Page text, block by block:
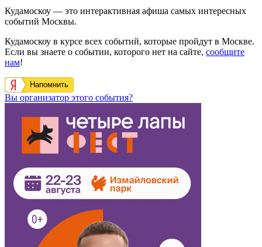
Кудамоскоу — это интерактивная афиша самых интересных
событий Москвы.
Кудамоскоу в курсе всех событий, которые пройдут в Москве.
Если вы знаете о событии, которого нет на сайте, сообщите
нам!
Напомнить
Вы организатор этого события?